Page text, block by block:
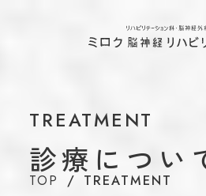
ホーム
理念
アクセス
施設基準情報
TREATMENT
診療につい
TOP TREATMENT